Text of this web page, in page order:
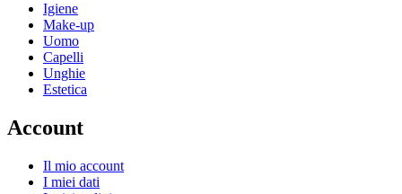
Igiene
Make-up
Uomo
Capelli
Unghie
Estetica
Account
Il mio account
I miei dati